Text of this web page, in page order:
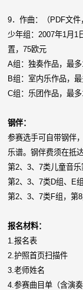
9．作曲：（PDF文件
少年组：2007年1月1
置，75欧元
A组：独奏作品，最
B组：室内乐作品，
C组：乐团作品，最
钢伴：
参赛选手可自带钢伴
乐谱。钢伴费须在抵
第2、3、7类儿童音
第2、3、7类D组、E
第2、3、7类F组，第
报名材料：
1.报名表
2.护照首页扫描件
3.老师姓名
4.参赛曲目单（含演奏